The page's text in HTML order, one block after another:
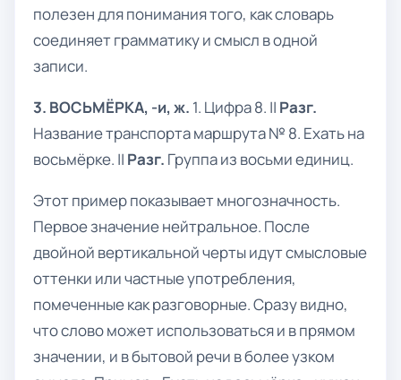
полезен для понимания того, как словарь
соединяет грамматику и смысл в одной
записи.
3. ВОСЬМЁРКА, -и, ж. 1. Цифра 8. || Разг.
Название транспорта маршрута № 8. Ехать на
восьмёрке. || Разг. Группа из восьми единиц.
Этот пример показывает многозначность.
Первое значение нейтральное. После
двойной вертикальной черты идут смысловые
оттенки или частные употребления,
помеченные как разговорные. Сразу видно,
что слово может использоваться и в прямом
значении, и в бытовой речи в более узком